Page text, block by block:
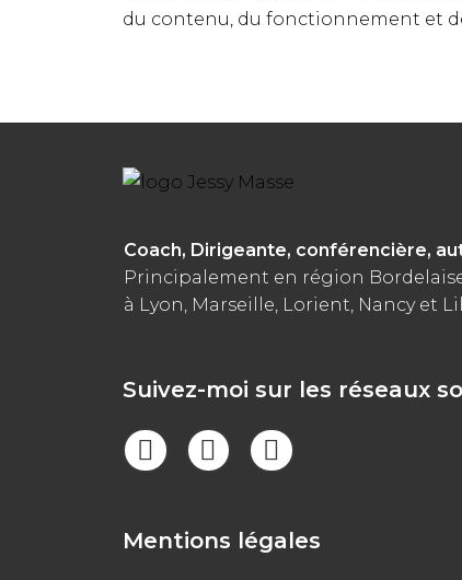
du contenu, du fonctionnement et de
Coach, Dirigeante, conférencière,
Principalement en région
à Lyon, Marseille, Lorient, Nancy et
Suivez-moi sur les réseaux
Mentions légales